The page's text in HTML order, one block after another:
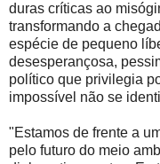
duras críticas ao
transformando a
espécie de pequeno
desesperançosa,
político que privilegia
impossível não se
"Estamos de frente a
pelo futuro do meio